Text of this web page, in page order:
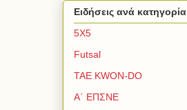
Ειδήσεις ανά κατηγορία
5Χ5
Futsal
TAE KWON-DO
Α΄ ΕΠΣΝΕ